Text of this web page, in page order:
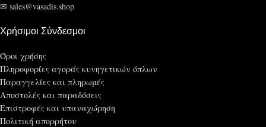
✉ sales@vasadis.shop
Χρήσιμοι Σύνδεσμοι
Όροι χρήσης
Πληροφορίες αγοράς κυνηγετικών όπλων
Παραγγελίες και πληρωμές
Αποστολές και παραδόσεις
Επιστροφές και υπαναχώρηση
Πολιτική απορρήτου